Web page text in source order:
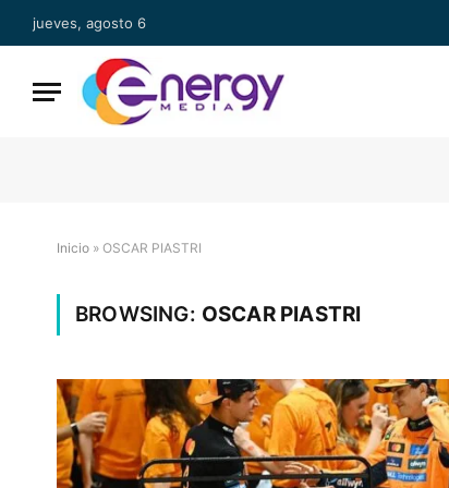
jueves, agosto 6
Inicio » OSCAR PIASTRI
BROWSING: OSCAR PIASTRI